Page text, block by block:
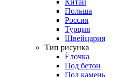
Китай
Польша
Россия
Турция
Швейцария
Тип рисунка
Ёлочка
Под бетон
Под камень